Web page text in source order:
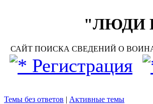
"ЛЮДИ
САЙТ ПОИСКА СВЕДЕНИЙ О
Регистрация
Темы без ответов | Активные темы